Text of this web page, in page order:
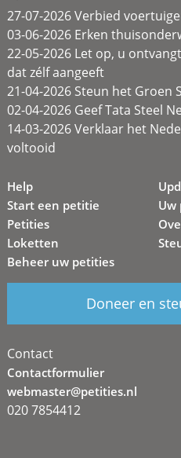
27-07-2026 Verbied
03-06-2026 Erken
22-05-2026 Let op, u
dat zélf aangeeft
21-04-2026 Steun het Groen
02-04-2026 Geef Tata Steel
14-03-2026 Verklaar het
voltooid
Help
Start een petitie
Petities
Loketten
Beheer uw petities
Uw
Doneer en
Contact
Contactformulier
webmaster@petities.nl
020 7854412